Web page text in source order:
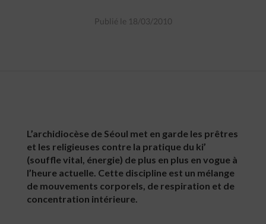
Publié le 18/03/2010
L’archidiocèse de Séoul met en garde les prêtres
et les religieuses contre la pratique du ki’
(souffle vital, énergie) de plus en plus en vogue à
l’heure actuelle. Cette discipline est un mélange
de mouvements corporels, de respiration et de
concentration intérieure.